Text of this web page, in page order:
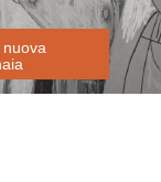
nuova